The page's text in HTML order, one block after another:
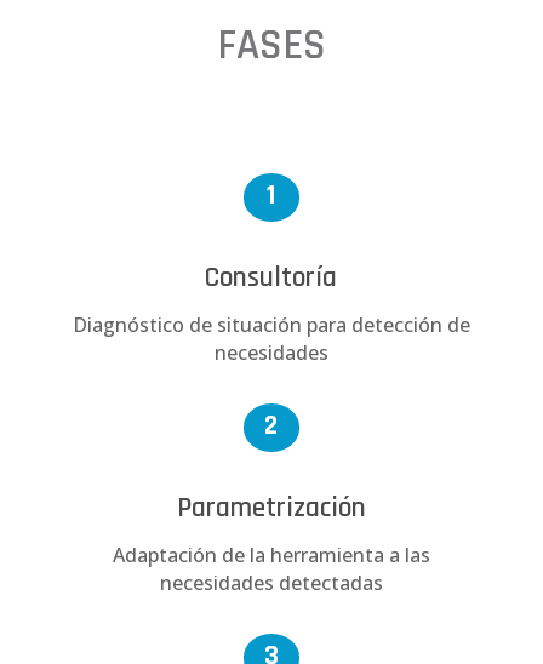
FASES
1
Consultoría
Diagnóstico de situación para detección de
necesidades
2
Parametrización
Adaptación de la herramienta a las
necesidades detectadas
3